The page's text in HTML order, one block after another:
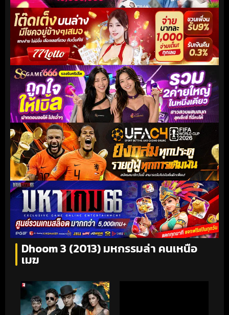
Dhoom 3 (2013) มหกรรมล่า คนเหนือ
เมฆ